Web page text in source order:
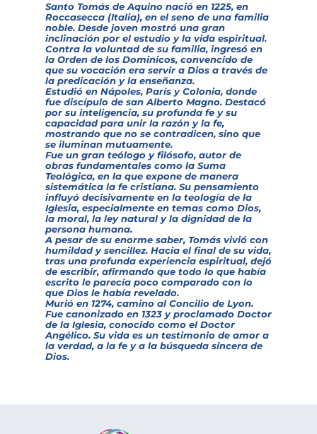
Santo Tomás de Aquino nació en 1225, en
Roccasecca (Italia), en el seno de una familia
noble. Desde joven mostró una gran
inclinación por el estudio y la vida espiritual.
Contra la voluntad de su familia, ingresó en
la Orden de los Dominicos, convencido de
que su vocación era servir a Dios a través de
la predicación y la enseñanza.
Estudió en Nápoles, París y Colonia, donde
fue discípulo de san Alberto Magno. Destacó
por su inteligencia, su profunda fe y su
capacidad para unir la razón y la fe,
mostrando que no se contradicen, sino que
se iluminan mutuamente.
Fue un gran teólogo y filósofo, autor de
obras fundamentales como la Suma
Teológica, en la que expone de manera
sistemática la fe cristiana. Su pensamiento
influyó decisivamente en la teología de la
Iglesia, especialmente en temas como Dios,
la moral, la ley natural y la dignidad de la
persona humana.
A pesar de su enorme saber, Tomás vivió con
humildad y sencillez. Hacia el final de su vida,
tras una profunda experiencia espiritual, dejó
de escribir, afirmando que todo lo que había
escrito le parecía poco comparado con lo
que Dios le había revelado.
Murió en 1274, camino al Concilio de Lyon.
Fue canonizado en 1323 y proclamado Doctor
de la Iglesia, conocido como el Doctor
Angélico. Su vida es un testimonio de amor a
la verdad, a la fe y a la búsqueda sincera de
Dios.